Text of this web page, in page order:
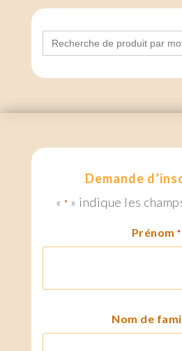
Search
for:
Demande
«* » indique les
Prénom *
Nom de